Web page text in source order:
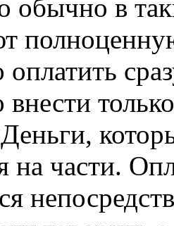
обычно в
на части.